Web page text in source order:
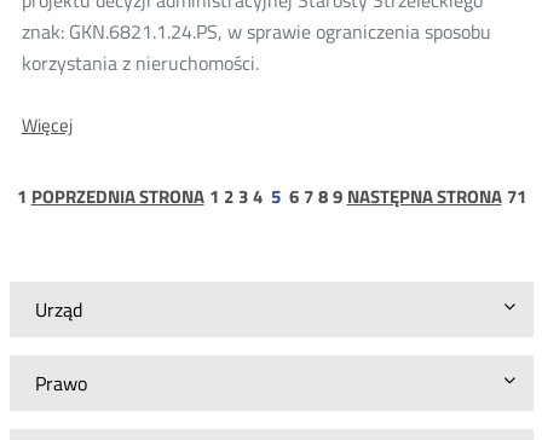
Urząd
Prawo
znak: GKN.6821.1.24.PS, w sprawie ograniczenia sposobu
korzystania z nieruchomości.
WięcejO:
decyzji
Starosty
sposobu
korzystania
1strona
POPRZEDNIA STRONA strona
1 strona
2 strona
3strona
4 5 strona
6 strona
7strona
8strona
9 NASTĘPNA STRONA 71